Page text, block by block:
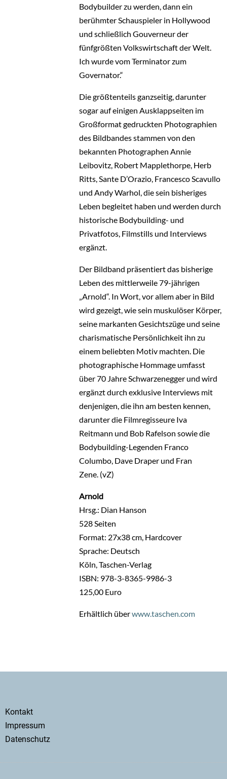
Bodybuilder zu werden, dann ein
berühmter Schauspieler in Hollywood
und schließlich Gouverneur der
fünfgrößten Volkswirtschaft der Welt.
Ich wurde vom Terminator zum
Governator.“
Die größtenteils ganzseitig, darunter
sogar auf einigen Ausklappseiten im
Großformat gedruckten Photographien
des Bildbandes stammen von den
bekannten Photographen Annie
Leibovitz, Robert Mapplethorpe, Herb
Ritts, Sante D’Orazio, Francesco Scavullo
und Andy Warhol, die sein bisheriges
Leben begleitet haben und werden durch
historische Bodybuilding- und
Privatfotos, Filmstills und Interviews
ergänzt.
Der Bildband präsentiert das bisherige
Leben des mittlerweile 79-jährigen
„Arnold“. In Wort, vor allem aber in Bild
wird gezeigt, wie sein muskulöser Körper,
seine markanten Gesichtszüge und seine
charismatische Persönlichkeit ihn zu
einem beliebten Motiv machten. Die
photographische Hommage umfasst
über 70 Jahre Schwarzenegger und wird
ergänzt durch exklusive Interviews mit
denjenigen, die ihn am besten kennen,
darunter die Filmregisseure Iva
Reitmann und Bob Rafelson sowie die
Bodybuilding-Legenden Franco
Columbo, Dave Draper und Fran
Zene. (vZ)
Arnold
Hrsg.: Dian Hanson
528 Seiten
Format: 27x38 cm, Hardcover
Sprache: Deutsch
Köln, Taschen-Verlag
ISBN: 978-3-8365-9986-3
125,00 Euro
Erhältlich überwww.taschen.com
Secondary
menu
Kontakt
Impressum
Datenschutz